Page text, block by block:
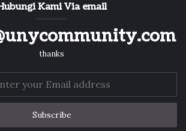
Kami Via email
thanks